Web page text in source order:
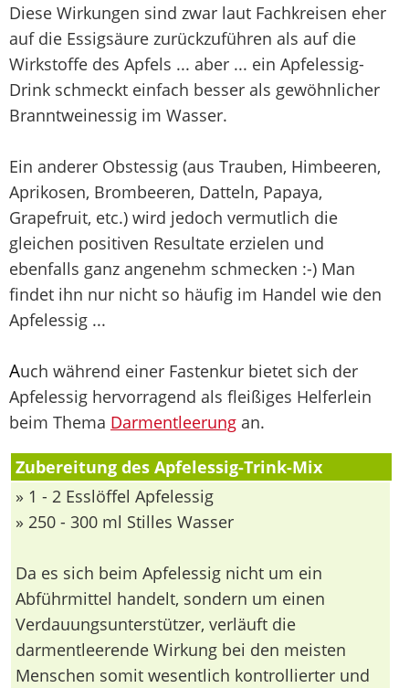
Diese Wirkungen sind zwar laut Fachkreisen eher
auf die Essigsäure zurückzuführen als auf die
Wirkstoffe des Apfels ... aber ... ein Apfelessig-
Drink schmeckt einfach besser als gewöhnlicher
Branntweinessig im Wasser.
Ein anderer Obstessig (aus Trauben, Himbeeren,
Aprikosen, Brombeeren, Datteln, Papaya,
Grapefruit, etc.) wird jedoch vermutlich die
gleichen positiven Resultate erzielen und
ebenfalls ganz angenehm schmecken :-) Man
findet ihn nur nicht so häufig im Handel wie den
Apfelessig ...
Auch während einer Fastenkur bietet sich der
Apfelessig hervorragend als fleißiges Helferlein
beim Thema Darmentleerung an.
Zubereitung des Apfelessig-Trink-Mix
» 1 - 2 Esslöffel Apfelessig
» 250 - 300 ml Stilles Wasser
Da es sich beim Apfelessig nicht um ein
Abführmittel handelt, sondern um einen
Verdauungsunterstützer, verläuft die
darmentleerende Wirkung bei den meisten
Menschen somit wesentlich kontrollierter und